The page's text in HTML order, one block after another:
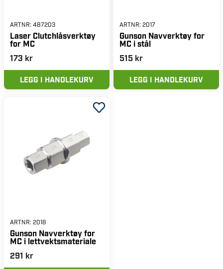
ARTNR: 487203
Laser Clutchlåsverktøy
for MC
173 kr
LEGG I HANDLEKURV
ARTNR: 2017
Gunson Navverktøy for
MC i stål
515 kr
LEGG I HANDLEKURV
ARTNR: 2018
Gunson Navverktøy for
MC i lettvektsmateriale
291 kr